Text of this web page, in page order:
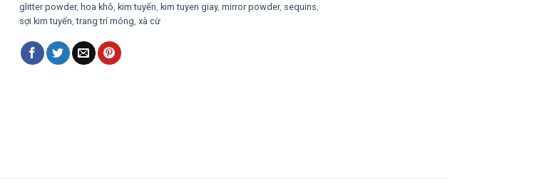
glitter powder, hoa khô kim tuyến kim tuyen giay, mirror powder, sequins
sợi kim tuyến ,trang trí móng xà cừ